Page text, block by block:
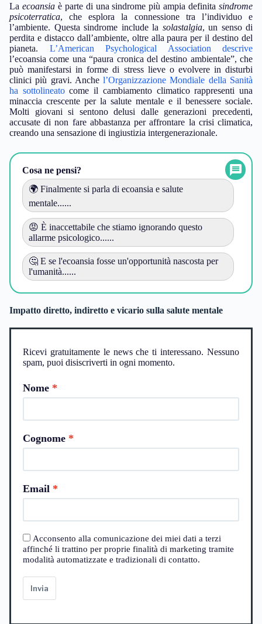
La ecoansiaè parte di una sindrome più ampia definitasindrome
psicoterratica, che esplora la connessione tra l’individuo e
l’ambiente. Questa sindrome include la solastalgia, un senso di
perdita e distacco dall’ambiente, oltre alla paura per il destino del
pianeta. L’American Psychological Association descrive
l’ecoansia come una “paura cronica del destino ambientale”, che
può manifestarsi in forme di stress lieve o evolvere in disturbi
clinici più gravi. Anchel’Organizzazione Mondiale della Sanità
ha sottolineatocome il cambiamento climatico rappresenti una
minaccia crescente per la salute mentale e il benessere sociale.
Molti giovani si sentono delusi dalle generazioni precedenti,
accusate di non fare abbastanza per affrontare la crisi climatica,
creando una sensazione di ingiustizia intergenerazionale.
Cosa ne pensi?
🌍 Finalmente si parla di ecoansia e salute
mentale......
😡 È inaccettabile che stiamo ignorando questo
allarme psicologico......
🤔 E se l'ecoansia fosse un'opportunità nascosta per
l'umanità......
Impatto diretto, indiretto e vicario sulla salute mentale
Ricevi gratuitamente le news che ti interessano. Nessuno
spam, puoi disiscriverti in ogni momento.
Nome
Cognome
Email
Acconsento alla comunicazione dei miei dati a terzi
affinché li trattino per proprie finalità di marketing tramite
modalità automatizzate e tradizionali di contatto.
Invia